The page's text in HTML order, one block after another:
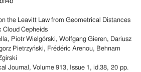
the Leavitt Law from Geometrical Distances
Cloud Cepheids
Piotr Wielgórski, Wolfgang Gieren, Dariusz
Pietrzyński, Frédéric Arenou, Behnam
Journal, Volume 913, Issue 1, id.38, 20 pp.